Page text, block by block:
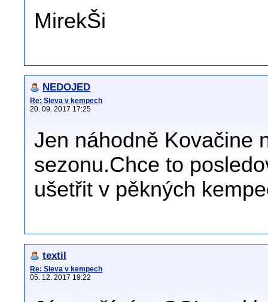
MirekŠi
NEDOJED
Re: Sleva v kempech
20. 09. 2017 17:25
Jen náhodně Kovačine
sezonu.Chce to
ušetřit v pěkných
textil
Re: Sleva v kempech
05. 12. 2017 19:22